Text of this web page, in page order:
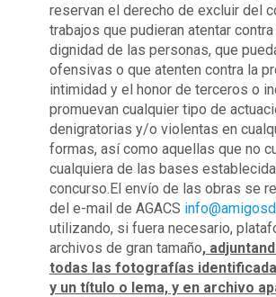
reservan el derecho de excluir del
trabajos que pudieran atentar
dignidad de las personas, que
ofensivas o que atenten contra la
intimidad y el honor de terceros o
promuevan cualquier tipo de
denigratorias y/o violentas en
formas, así como aquellas que no
cualquiera de las bases
concurso.El envío de las obras se
del e-mail de AGACS
utilizando, si fuera necesario,
archivos de gran tamaño,
todas las fotografías
y un título o lema, y en archivo